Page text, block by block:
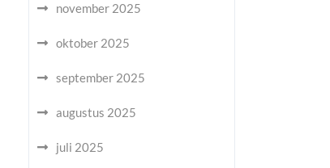
november 2025
oktober 2025
september 2025
augustus 2025
juli 2025